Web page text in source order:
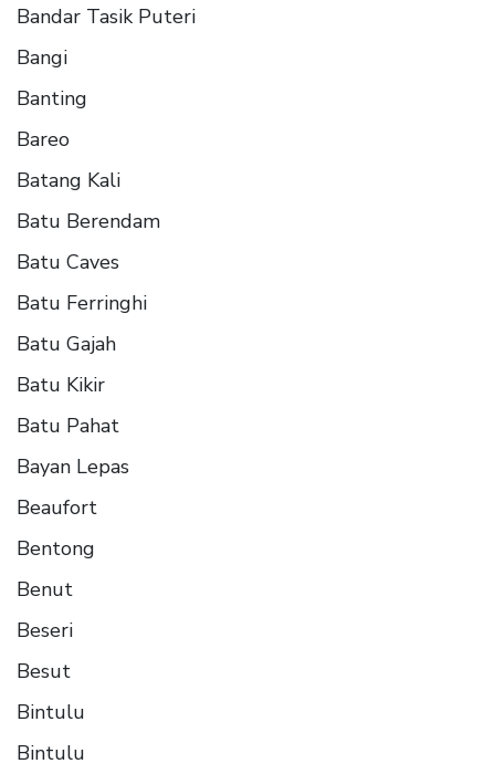
Bandar Tasik Puteri
Bangi
Banting
Bareo
Batang Kali
Batu Berendam
Batu Caves
Batu Ferringhi
Batu Gajah
Batu Kikir
Batu Pahat
Bayan Lepas
Beaufort
Bentong
Benut
Beseri
Besut
Bintulu
Bintulu